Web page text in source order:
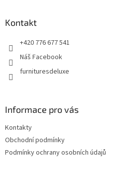
Kontakt
+420 776 677 541
Náš Facebook
furnituresdeluxe
Informace pro vás
Kontakty
Obchodní podmínky
Podmínky ochrany osobních údajů